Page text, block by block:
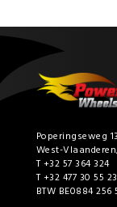
Poperingseweg
West-
T +32 57 364 324
T +32 477 30 55 23
BTW BE0884 256